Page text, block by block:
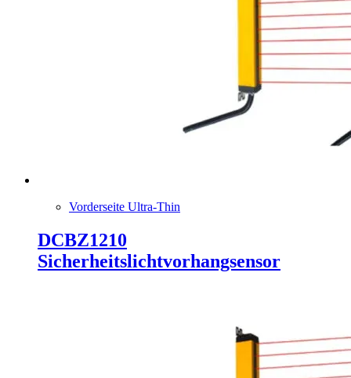
Vorderseite Ultra-Thin
DCBZ1210
Sicherheitslichtvorhangsensor